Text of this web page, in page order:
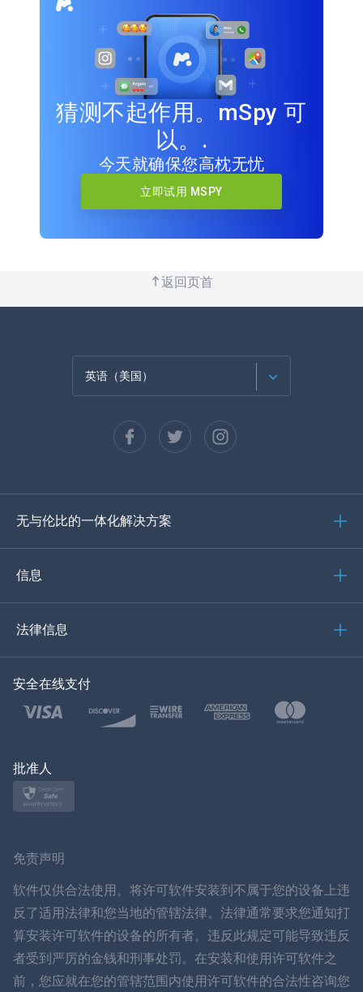
猜测不起作用。mSpy 可
以。.
今天就确保您高枕无忧
立即试用 MSPY
返回页首
英语（美国）
西班牙语
德语
土耳其语
波兰文
ภาษาไทย
简体中文
丹麦语
无与伦比的一体化解决方案
信息
法律信息
安全在线支付
批准人
免责声明
软件仅供合法使用。将许可软件安装到不属于您的设备上违
反了适用法律和您当地的管辖法律。法律通常要求您通知打
算安装许可软件的设备的所有者。违反此规定可能导致违反
者受到严厉的金钱和刑事处罚。在安装和使用许可软件之
前，您应就在您的管辖范围内使用许可软件的合法性咨询您